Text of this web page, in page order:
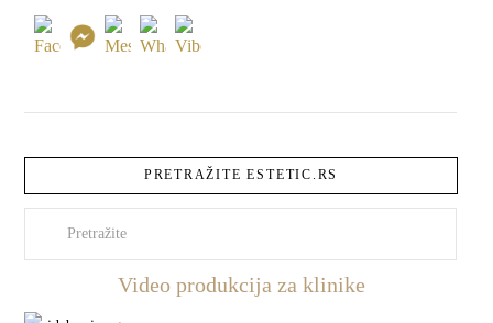
PRETRAŽITE ESTETIC.RS
Video produkcija za klinike